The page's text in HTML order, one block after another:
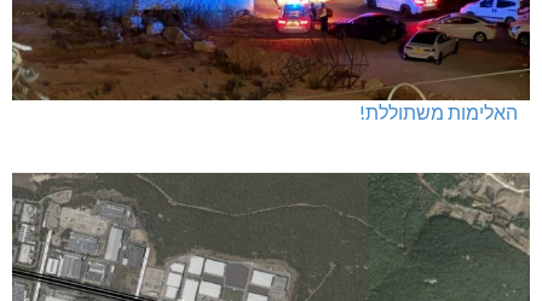
האלימות משתוללת!